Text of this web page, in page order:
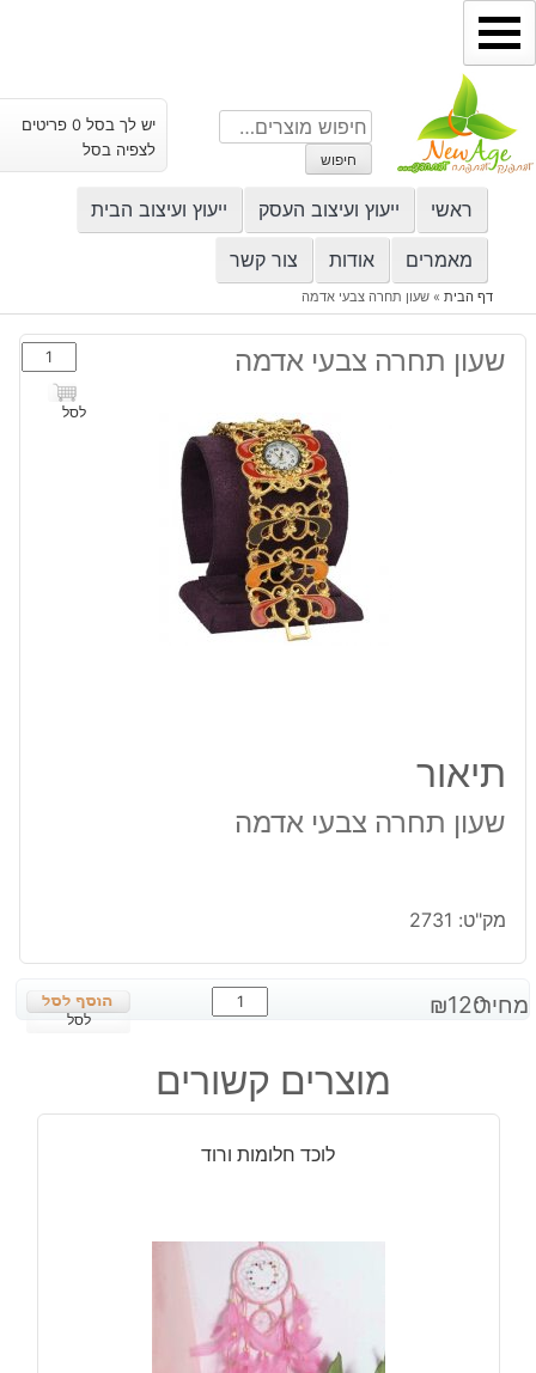
דילוג
לתוכן
חיפוש
עבור:
חיפוש
יש לך בסל 0 פריטים
לצפיה בסל
ראשי ייעוץ ועיצוב העסק ייעוץ ועיצוב הבית
מאמרים אודות צור קשר
דף הבית» שעון תחרה צבעי אדמה
שעון תחרה צבעי אדמה
כמות
של
שעון
לסל
תיאור
שעון תחרה צבעי אדמה
מק"ט: 2731
מחיר: ₪120
כמות
של
תחרה
צבעי
לסל
מוצרים קשורים
לוכד חלומות ורוד